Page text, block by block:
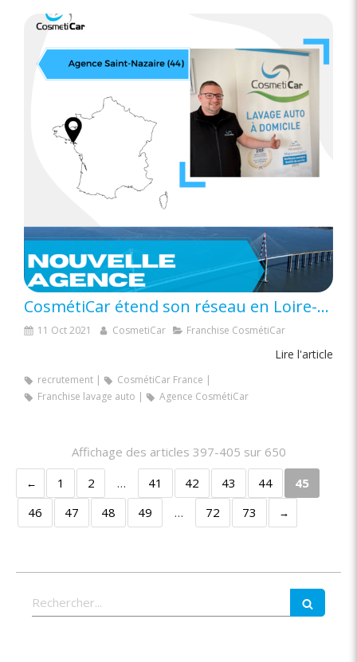
CosmétiCar étend son réseau en Loire-Atlantique !
11 Oct 2021 CosmetiCar Franchise CosmétiCar
Lire l'article
recrutement
CosmétiCar France
Franchise lavage auto
Agence CosmétiCar
Affichage des articles 397-405 sur 650
1
2 … 41 42 43 44
45
46
47 48 49 … 72 73
Rechercher